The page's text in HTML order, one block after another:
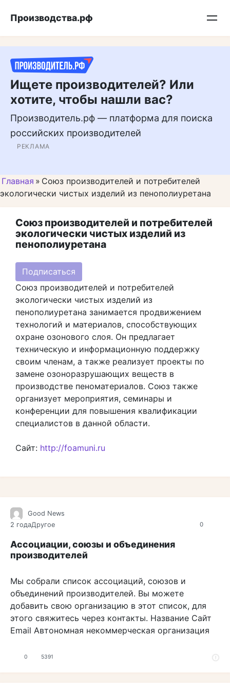
Подписывайтесь на нас в MAX
Производства.рф
Ищете производителей? Или
хотите, чтобы нашли вас?
Производитель.рф — платформа для поиска
российских производителей
РЕКЛАМА
Главная » Союз производителей и потребителей
экологически чистых изделий из пенополиуретана
Союз производителей и потребителей
экологически чистых изделий из
пенополиуретана
Подписаться
Союз производителей и потребителей
экологически чистых изделий из
пенополиуретана занимается продвижением
технологий и материалов, способствующих
охране озонового слоя. Он предлагает
техническую и информационную поддержку
своим членам, а также реализует проекты по
замене озоноразрушающих веществ в
производстве пеноматериалов. Союз также
организует мероприятия, семинары и
конференции для повышения квалификации
специалистов в данной области.
Сайт: http://foamuni.ru
0
Good News
2 годаДругое
Ассоциации, союзы и объединения
производителей
Мы собрали список ассоциаций, союзов и
объединений производителей. Вы можете
добавить свою организацию в этот список, для
этого свяжитесь через контакты. Название Сайт
Email Автономная некоммерческая организация
0 5391